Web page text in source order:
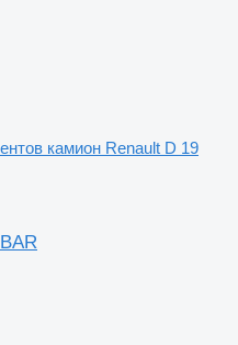
камион Renault D 19